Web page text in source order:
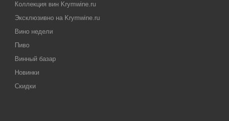
Коллекция вин Krymwine.ru
Эксклюзивно на Krymwine.ru
Вино недели
Пиво
Винный базар
Новинки
Скидки